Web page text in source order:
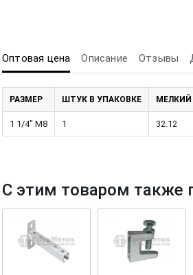
Ликвидация остатков!
Оптовая цена Описание Отзывы
РАЗМЕР ШТУК В УПАКОВКЕ
1 1/4" М8 1 32.12
С этим товаром также